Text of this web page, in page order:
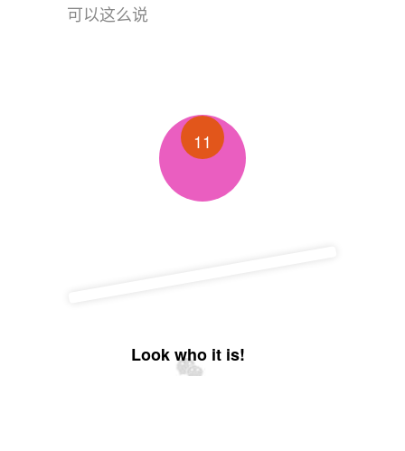
可以这么说
11
Look who it is!